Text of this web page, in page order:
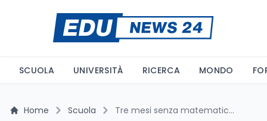
SCUOLA UNIVERSITÀ RICERCA MONDO
Home Scuola Tre mesi senza matematica: cosa proporre per evitare il summer slide